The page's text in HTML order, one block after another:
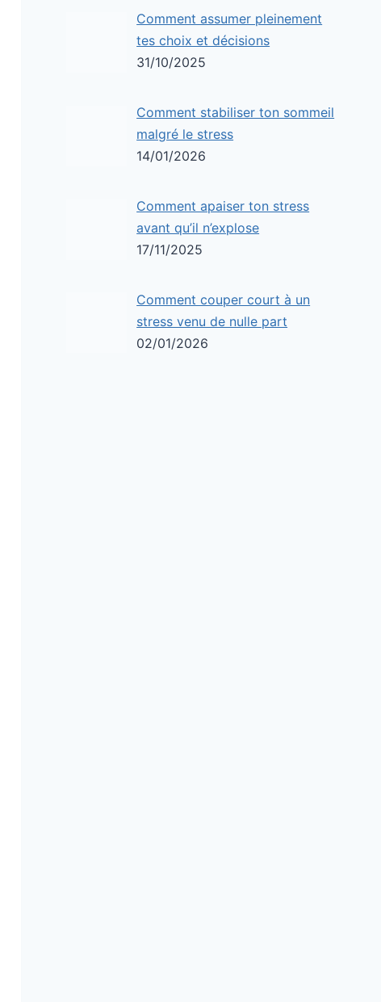
Comment assumer pleinement
tes choix et décisions
31/10/2025
Comment stabiliser ton sommeil
malgré le stress
14/01/2026
Comment apaiser ton stress
avant qu’il n’explose
17/11/2025
Comment couper court à un
stress venu de nulle part
02/01/2026